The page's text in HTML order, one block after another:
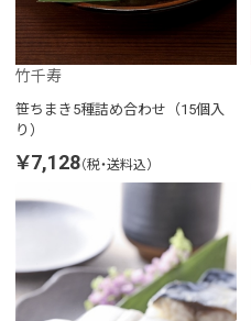
竹千寿
笹ちまき5種詰め合わせ（15個入
り）
￥7,128（税・送料込）